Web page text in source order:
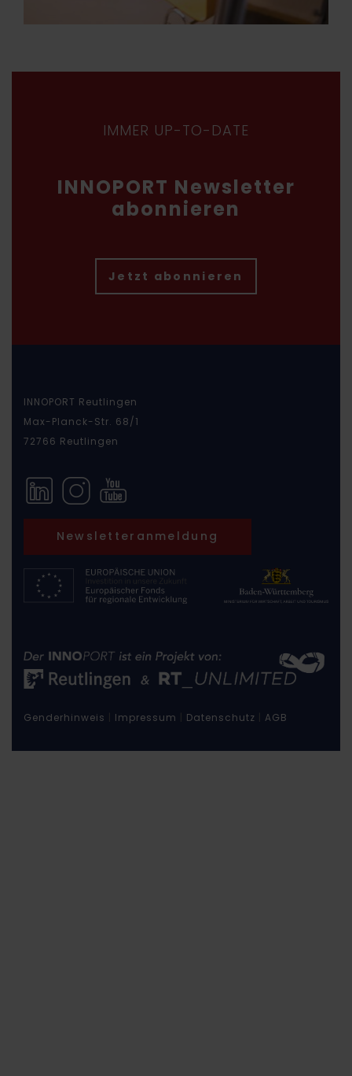
IMMER UP-TO-DATE
INNOPORT Newsletter
abonnieren
Jetzt abonnieren
INNOPORT Reutlingen
Max-Planck-Str. 68/1
72766 Reutlingen
Newsletteranmeldung
Genderhinweis Impressum Datenschutz AGB